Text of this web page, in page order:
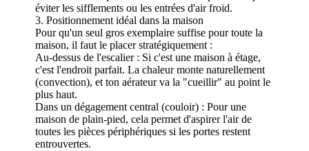
éviter les sifflements ou les entrées d'air froid.
3. Positionnement idéal dans la maison
Pour qu'un seul gros exemplaire suffise pour toute la
maison, il faut le placer stratégiquement :
Au-dessus de l'escalier : Si c'est une maison à étage,
c'est l'endroit parfait. La chaleur monte naturellement
(convection), et ton aérateur va la "cueillir" au point le
plus haut.
Dans un dégagement central (couloir) : Pour une
maison de plain-pied, cela permet d'aspirer l'air de
toutes les pièces périphériques si les portes restent
entrouvertes.